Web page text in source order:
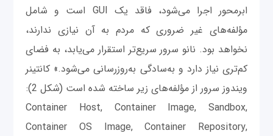
ابرمحور اجرا می‌شود، فاقد یک GUI است و شامل
مؤلفه‌های غیر ضروری که مردم به آن نیازی ندارند،
نخواهد بود. نانو سرور سریع‌تر استقرار می‌یابد، به فضای
کم‌تری نیاز دارد و به‌سادگی به‌روزرسانی می‌شود.» کانتینر
ویندوز سرور از مؤلفه‌های زیر ساخته شده است (شکل 2):
Container Host, Container Image, Sandbox,
Container OS Image, Container Repository,